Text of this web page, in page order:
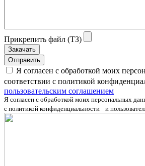
Прикрепить файл (ТЗ)
Закачать
Отправить
Я согласен с обработкой моих
соответствии с политикой
пользовательским соглашением
Я согласен с обработкой моих персональных
с политикой конфиденциальности и